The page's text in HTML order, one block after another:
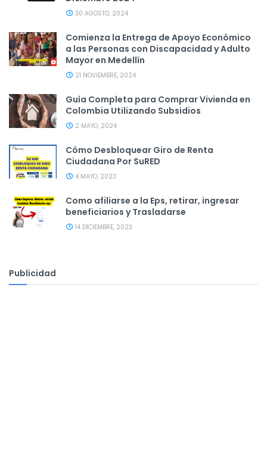
30 AGOSTO, 2024
Comienza la Entrega de Apoyo Económico
a las Personas con Discapacidad y Adulto
Mayor en Medellín
21 NOVIEMBRE, 2024
Guía Completa para Comprar Vivienda en
Colombia Utilizando Subsidios
2 MAYO, 2024
Cómo Desbloquear Giro de Renta
Ciudadana Por SuRED
4 MAYO, 2023
Como afiliarse a la Eps, retirar, ingresar
beneficiarios y Trasladarse
14 DICIEMBRE, 2023
Publicidad